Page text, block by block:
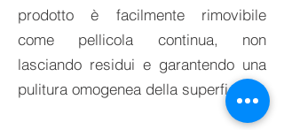
prodotto è facilmente rimovibile
come pellicola continua, non
lasciando residui e garantendo una
pulitura omogenea della superficie.